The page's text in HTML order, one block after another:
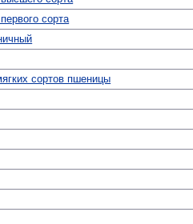
сорта
сортов пшеницы